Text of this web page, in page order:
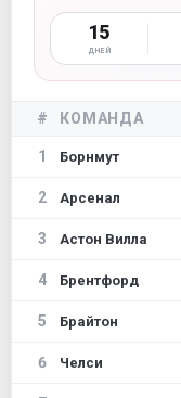
15
ДНЕЙ
# КОМАНДА
1 Борнмут
2 Арсенал
3 Астон Вилла
4 Брентфорд
5 Брайтон
6 Челси